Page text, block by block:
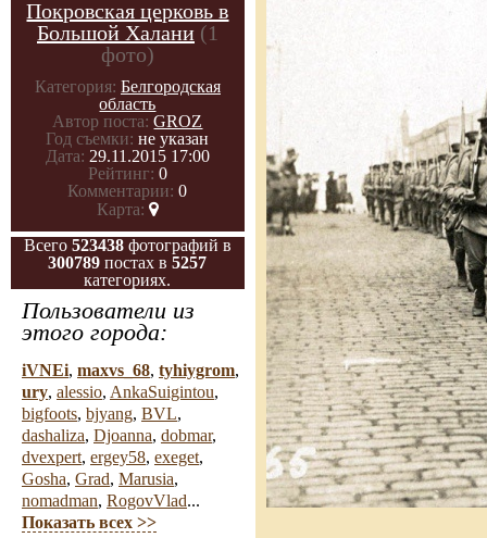
Покровская церковь в
Большой Халани (1
фото)
Категория: Белгородская
область
Автор поста: GROZ
Год съемки: не указан
Дата: 29.11.2015 17:00
Рейтинг: 0
Комментарии: 0
Карта:
Всего 523438 фотографий в
300789 постах в5257
категориях.
Пользователи из
этого города:
iVNEi, maxvs_68, tyhiygrom,
ury, alessio, AnkaSuigintou,
bigfoots, bjyang, BVL,
dashaliza, Djoanna, dobmar,
dvexpert, ergey58, exeget,
Gosha, Grad, Marusia,
nomadman, RogovVlad...
Показать всех >>